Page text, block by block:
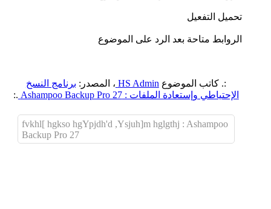
تحميل التفعيل
الروابط متاحة بعد الرد على الموضوع
:. كاتب الموضوع HS Admin ، المصدر: برنامج النسخ
الإحتياطي وإستعادة الملفات : Ashampoo Backup Pro 27
.:
fvkhl[ hgkso hgYpjdh'd ,Ysjuh]m hglgthj : Ashampoo
Backup Pro 27